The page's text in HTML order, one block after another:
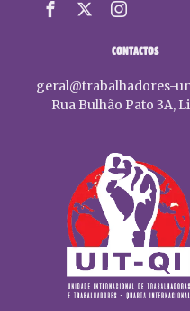
CONTACTOS
geral@trabalhadores-
Rua Bulhão Pato 3A,